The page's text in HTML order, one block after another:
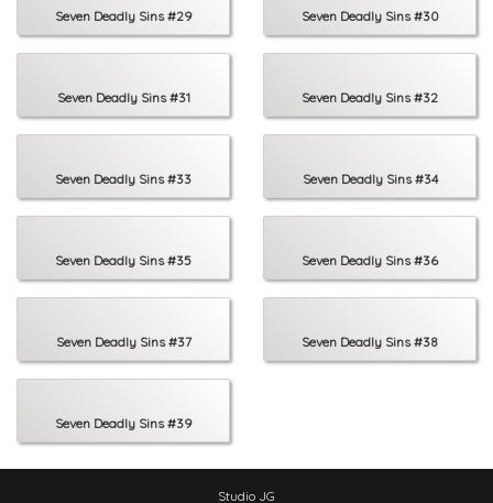
Seven Deadly Sins #29 Seven Deadly Sins #30
Seven Deadly Sins #31 Seven Deadly Sins #32
Seven Deadly Sins #33 Seven Deadly Sins #34
Seven Deadly Sins #35 Seven Deadly Sins #36
Seven Deadly Sins #37 Seven Deadly Sins #38
Seven Deadly Sins #39
Studio JG